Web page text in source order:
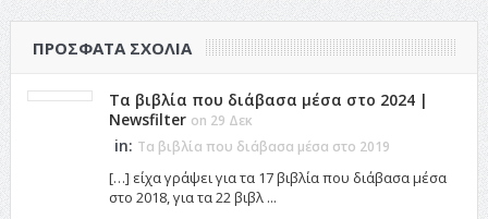
ΠΡΌΣΦΑΤΑ ΣΧΌΛΙΑ
Τα βιβλία που διάβασα μέσα στο 2024 |
Newsfilter on 29 Δεκ
in: Τα βιβλία που διάβασα μέσα στο 2019
[…] είχα γράψει για τα 17 βιβλία που διάβασα μέσα
στο 2018, για τα 22 βιβλ ...